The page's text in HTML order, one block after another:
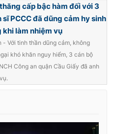
cấp bậc hàm đối với 3
sĩ PCCC đã dũng cảm hy sinh
khi làm nhiệm vụ
- Với tinh thần dũng cảm, không
khó khăn nguy hiểm, 3 cán bộ
Công an quận Cầu Giấy đã anh